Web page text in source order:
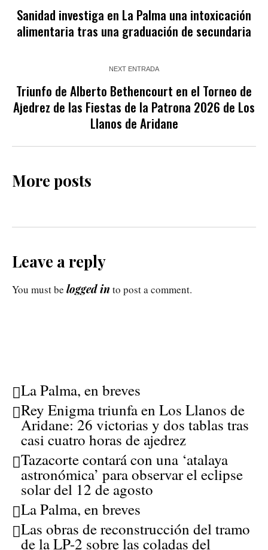
Sanidad investiga en La Palma una intoxicación
alimentaria tras una graduación de secundaria
NEXT ENTRADA
Triunfo de Alberto Bethencourt en el Torneo de
Ajedrez de las Fiestas de la Patrona 2026 de Los
Llanos de Aridane
More posts
Leave a reply
You must be logged in to post a comment.
La Palma, en breves
Rey Enigma triunfa en Los Llanos de
Aridane: 26 victorias y dos tablas tras
casi cuatro horas de ajedrez
Tazacorte contará con una ‘atalaya
astronómica’ para observar el eclipse
solar del 12 de agosto
La Palma, en breves
Las obras de reconstrucción del tramo
de la LP-2 sobre las coladas del